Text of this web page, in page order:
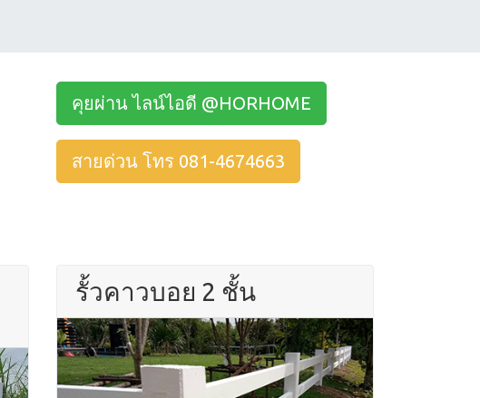
คุยผ่าน ไลน์ไอดี @HORHOME
สายด่วน โทร 081-4674663
รั้วคาวบอย 2 ชั้น